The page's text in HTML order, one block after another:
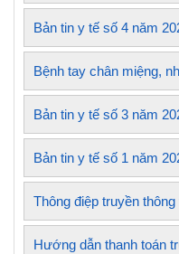
Bản tin y tế số 4 năm
Bệnh tay chân miệng,
Bản tin y tế số 3 năm
Bản tin y tế số 1 năm
Thông điệp truyền
Hướng dẫn thanh toán